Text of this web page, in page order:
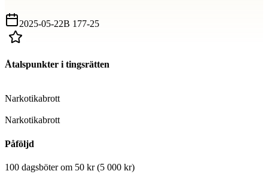
2025-05-22B 177-25
Åtalspunkter i tingsrätten
Narkotikabrott
Narkotikabrott
Påföljd
100 dagsböter om 50 kr (5 000 kr)